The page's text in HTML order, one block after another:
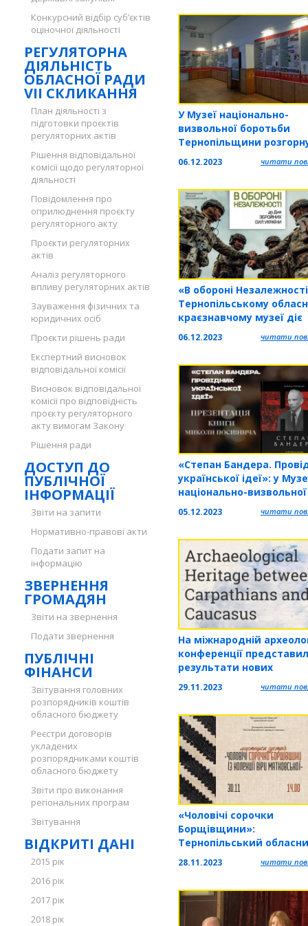
Конкурсний відбір суб’єктів
оціночної діяльності
РЕГУЛЯТОРНА
ДІЯЛЬНІСТЬ
ОБЛАСНОЇ РАДИ
VII СКЛИКАННЯ
План діяльності з
підготовки проєктів
регуляторних актів
Рішення відповідальної
комісії щодо регуляторної
діяльності
Повідомлення про
оприлюднення проєкту
регуляторного акту
Проєкти регуляторних
актів
Аналіз регуляторного
впливу регуляторних актів
Зауваження фізичних та
юридичних осіб
Проєкти рішень ради
Експертний висновок
відповідальної комісії
Висновок відповідальної
комісії про відповідність
проєкту регуляторного
акту вимогам Закону
Рішення ради
ДОСТУП ДО
ПУБЛІЧНОЇ
ІНФОРМАЦІЇ
Звіти на запити
Нормативно-правові акти
Подати запит на
інформацію
ЗВЕРНЕННЯ
ГРОМАДЯН
Звіти на звернення
Подати звернення
ПУБЛІЧНІ
ФІНАНСИ
Звітування головних
розпорядників коштів
обласного бюджету
Реєстри договорів
укладених
розпорядниками коштів
обласного бюджету
Звіти про виконання
регіональних програм
Звітування
ВІДКРИТІ ДАНІ
2015 рік
2016 рік
2017 рік
2018 рік
У Музеї національно-
визвольної боротьби
Тернопільщини
тематичну виставку
«Українське військо:
06.12.2023 читати
«В обороні
Тернопільському
краєзнавчому музеї діє
06.12.2023 читати
«Степан Бандера.
української ідеї»: у
національно-визвольної
боротьби
відбудеться
05.12.2023 читати
На міжнародній
конференції
результати нових
дослідження
культури в Західному
29.11.2023 читати
«Чоловічі сорочки
Борщівщини»:
Тернопільський
краєзнавчий музей
на мистецьку зустріч
28.11.2023 читати